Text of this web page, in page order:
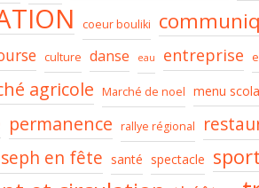
coeur bouliki
culture danse eau entreprise
agricole Marché de noel menu
permanence rallye régional
en fête santé spectacle sport